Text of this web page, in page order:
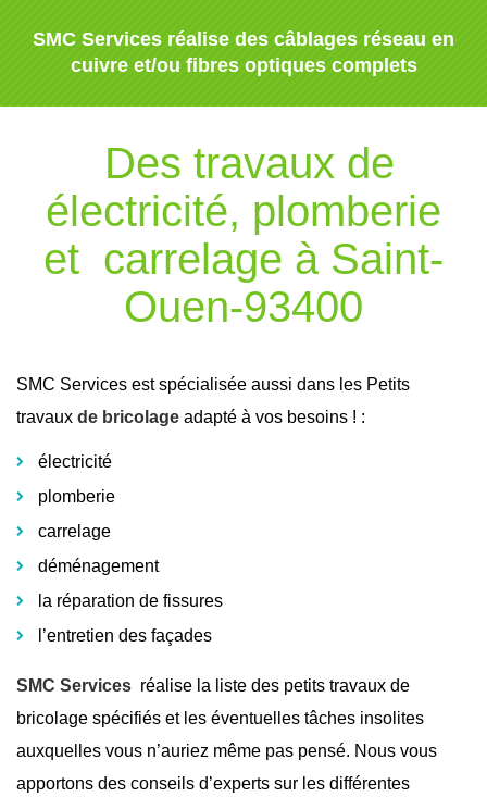
SMC Services réalise des câblages réseau en
cuivre et/ou fibres optiques complets
Des travaux de
électricité, plomberie
et carrelage à Saint-
Ouen-93400
SMC Services est spécialisée aussi dans les Petits
travaux de bricolage adapté à vos besoins ! :
électricité
plomberie
carrelage
déménagement
la réparation de fissures
l’entretien des façades
SMC Services réalise la liste des petits travaux de
bricolage spécifiés et les éventuelles tâches insolites
auxquelles vous n’auriez même pas pensé. Nous vous
apportons des conseils d’experts sur les différentes